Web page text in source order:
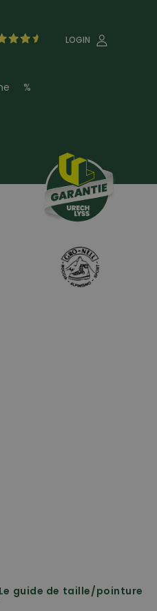
LOGIN
%
guide de taille/pointure